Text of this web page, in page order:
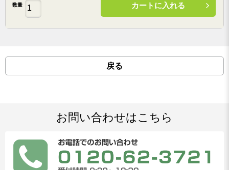
数量 カートに入れる
戻る
お問い合わせはこちら